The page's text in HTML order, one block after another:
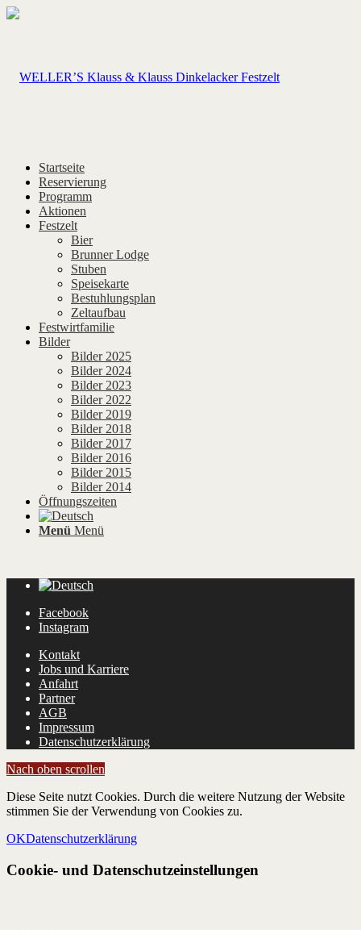
Startseite
Reservierung
Programm
Aktionen
Festzelt
Bier
Brunner Lodge
Stuben
Speisekarte
Bestuhlungsplan
Zeltaufbau
Festwirtfamilie
Bilder
Bilder 2025
Bilder 2024
Bilder 2023
Bilder 2022
Bilder 2019
Bilder 2018
Bilder 2017
Bilder 2016
Bilder 2015
Bilder 2014
Öffnungszeiten
Menü Menü
Facebook
Instagram
Kontakt
Jobs und Karriere
Anfahrt
Partner
AGB
Impressum
Datenschutzerklärung
Nach oben scrollen
Diese Seite nutzt Cookies. Durch die weitere Nutzung der Website
stimmen Sie der Verwendung von Cookies zu.
OKDatenschutzerklärung
Cookie- und Datenschutzeinstellungen